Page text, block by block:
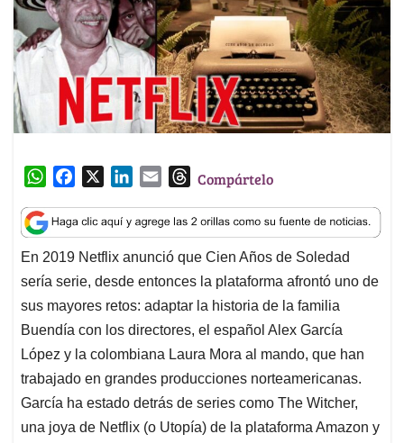
W
a
t
s
A
p
p
c
e
b
o
o
k
n
k
e
d
I
n
a
i
l
T
r
e
a
d
s
Compártelo
En 2019 Netflix anunció que Cien Años de Soledad
sería serie, desde entonces la plataforma afrontó uno de
sus mayores retos: adaptar la historia de la familia
Buendía con los directores, el español Alex García
López y la colombiana Laura Mora al mando, que han
trabajado en grandes producciones norteamericanas.
García ha estado detrás de series como The Witcher,
una joya de Netflix (o Utopía) de la plataforma Amazon y